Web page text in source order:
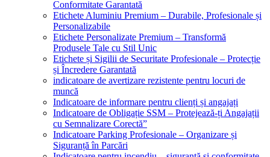
Conformitate Garantată
Etichete Aluminiu Premium – Durabile, Profesionale și
Personalizabile
Etichete Personalizate Premium – Transformă
Produsele Tale cu Stil Unic
Etichete și Sigilii de Securitate Profesionale – Protecție
și Încredere Garantată
indicatoare de avertizare rezistente pentru locuri de
muncă
Indicatoare de informare pentru clienți și angajați
Indicatoare de Obligație SSM – Protejează-ți Angajații
cu Semnalizare Corectă”
Indicatoare Parking Profesionale – Organizare și
Siguranță în Parcări